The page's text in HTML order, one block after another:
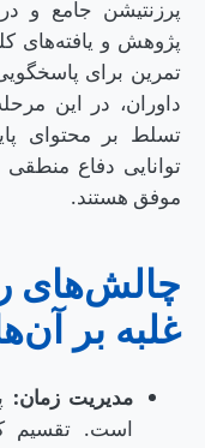
پرزنتیشن جامع و
پژوهش و یافته‌های
تمرین برای
داوران، در این
تسلط بر محتوای
توانایی دفاع
موفق هستند.
چالش‌های
غلبه بر
مدیریت زمان:
است. تقسیم